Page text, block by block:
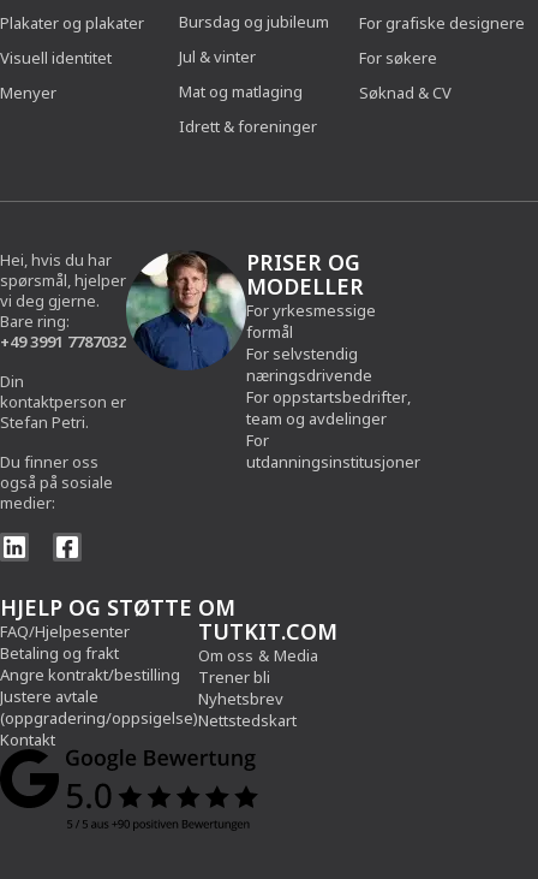
Plakater og plakater
Visuell identitet
Menyer
Bursdag og jubileum
Jul & vinter
Mat og matlaging
Idrett & foreninger
For grafiske designere
For søkere
Søknad & CV
Hei, hvis du har
spørsmål, hjelper
vi deg gjerne.
Bare ring:
+49 3991 7787032
Din
kontaktperson er
Stefan Petri.
Du finner oss
også på sosiale
medier:
PRISER OG
MODELLER
For yrkesmessige
formål
For selvstendig
næringsdrivende
For oppstartsbedrifter,
team og avdelinger
For
utdanningsinstitusjoner
HJELP OG STØTTE
FAQ/Hjelpesenter
Betaling og frakt
Angre kontrakt/bestilling
Justere avtale
(oppgradering/oppsigelse)
Kontakt
OM
TUTKIT.COM
Om oss & Media
Trener bli
Nyhetsbrev
Nettstedskart